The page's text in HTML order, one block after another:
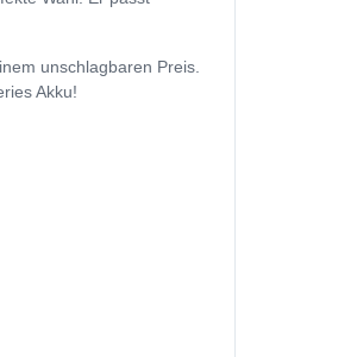
unschlagbaren Preis.
Akku!